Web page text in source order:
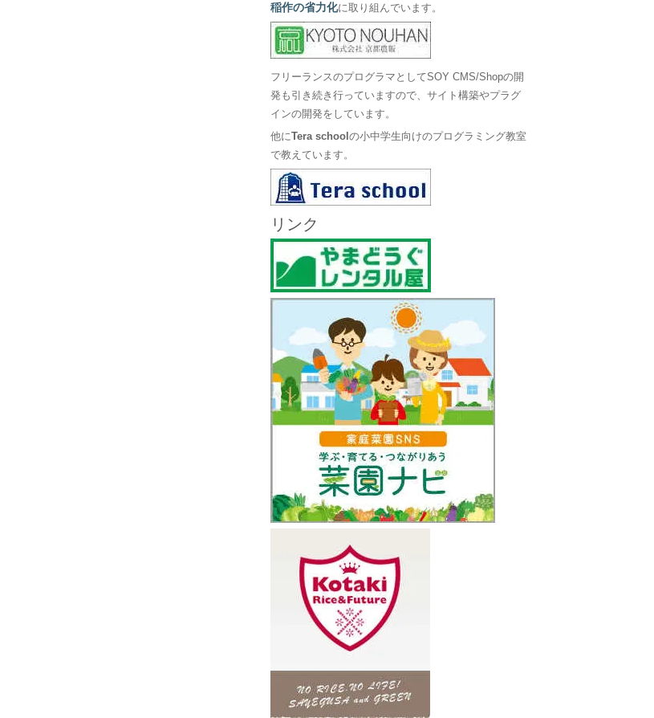
稲作の省力化に取り組んでいます。
フリーランスのプログラマとしてSOY CMS/Shopの開
発も引き続き行っていますので、サイト構築やプラグ
インの開発をしています。
他にTera schoolの小中学生向けのプログラミング教室
で教えています。
リンク